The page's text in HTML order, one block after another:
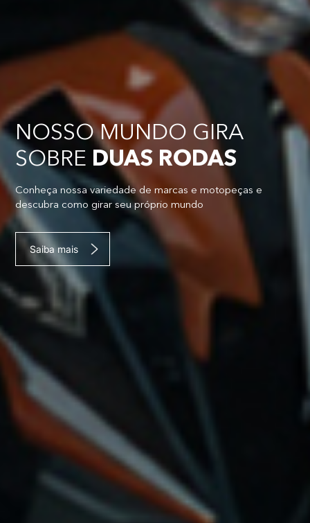
NOSSO MUNDO GIRA
SOBRE DUAS RODAS
Conheça nossa variedade de marcas e motopeças e
descubra como girar seu próprio mundo
Saiba mais